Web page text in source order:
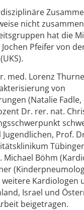
nicht
hat die
Pfeifer von
Lorenz
von
(Natalie Fadle,
Dr. rer. nat.
Prof.
Böhm
Kardiologen
Israel und
beigetragen.